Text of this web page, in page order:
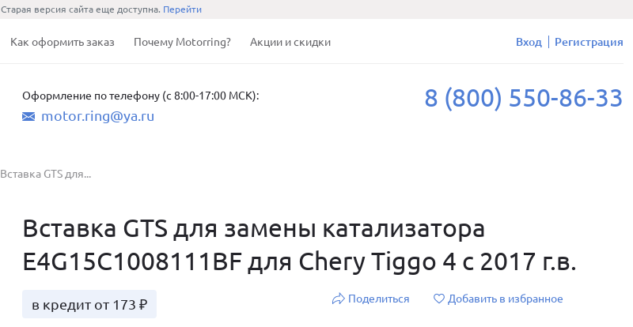
Старая версия сайта еще доступна. Перейти
Как оформить заказ Почему Motorring? Акции и скидки Вход Регистрация
Оформление по телефону (с 8:00-17:00 МСК):
motor.ring@ya.ru
8 (800) 550-86-33
Вставка GTS для...
Вставка GTS для замены катализатора
E4G15C1008111BF для Chery Tiggo 4 с 2017 г.в.
в кредит от 173 ₽ Поделиться Добавить в избранное